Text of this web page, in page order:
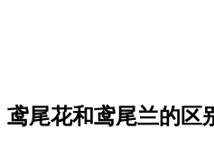
鸢尾花和鸢尾兰的区